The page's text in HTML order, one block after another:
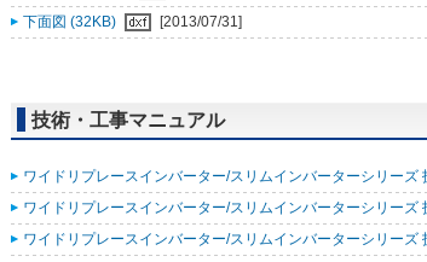
下面図 (32KB)
[2013/07/31]
技術・工事マニュアル
ワイドリプレースインバーター/スリムインバーターシリー
ワイドリプレースインバーター/スリムインバーターシリー
ワイドリプレースインバーター/スリムインバーターシリー